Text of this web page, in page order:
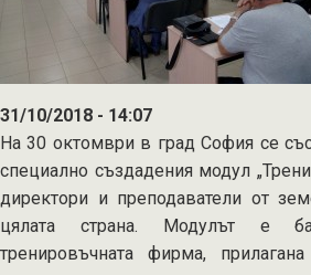
31/10/2018 - 14:07
На 30 октомври в град София се
специално създадения модул
директори и преподаватели от
цялата страна. Модулът е
тренировъчната фирма,